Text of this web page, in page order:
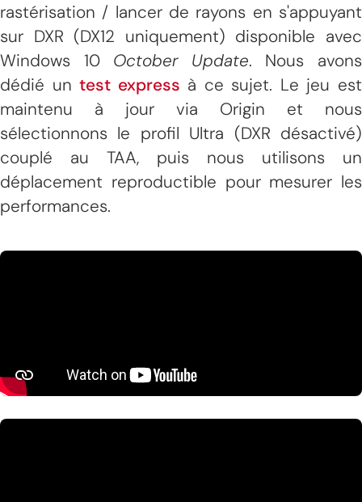
rastérisation / lancer de rayons en s'appuyant
sur DXR (DX12 uniquement) disponible avec
Windows 10 October Update. Nous avons
dédié untest express à ce sujet. Le jeu est
maintenu à jour via Origin et nous
sélectionnons le profil Ultra (DXR désactivé)
couplé au TAA, puis nous utilisons un
déplacement reproductible pour mesurer les
performances.